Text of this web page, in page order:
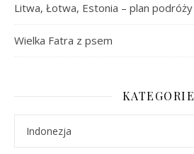
Litwa, Łotwa, Estonia – plan podróży
Wielka Fatra z psem
KATEGORIE